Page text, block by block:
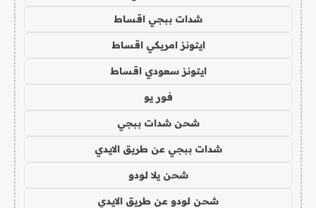
شدات ببجي اقساط
ايتونز امريكي اقساط
ايتونز سعودي اقساط
فور يو
شحن شدات ببجي
شدات ببجي عن طريق الايدي
شحن يلا لودو
شحن لودو عن طريق الايدي